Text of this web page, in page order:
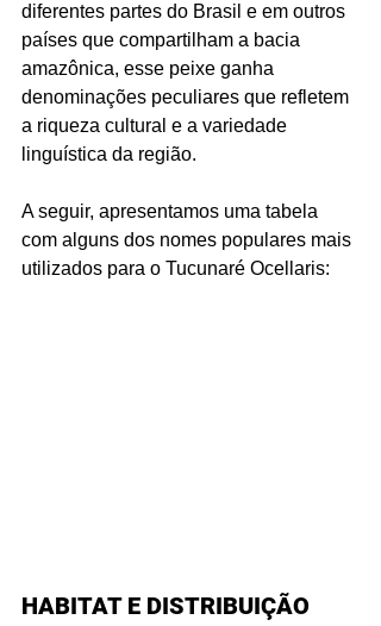
diferentes partes do Brasil e em outros
países que compartilham a bacia
amazônica, esse peixe ganha
denominações peculiares que refletem
a riqueza cultural e a variedade
linguística da região.
A seguir, apresentamos uma tabela
com alguns dos nomes populares mais
utilizados para o Tucunaré Ocellaris:
HABITAT E DISTRIBUIÇÃO